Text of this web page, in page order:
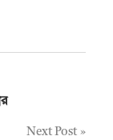
Next Post